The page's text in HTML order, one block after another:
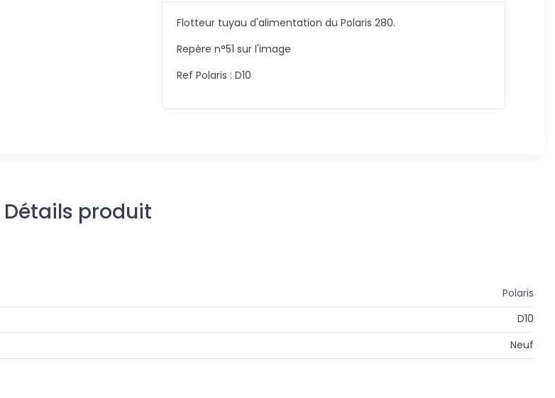
Flotteur tuyau d'alimentation du Polaris 280.
Repère n°51 sur l'image
Ref Polaris : D10
Détails produit
Polaris
D10
Neuf